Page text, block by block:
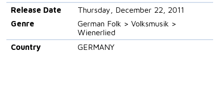
Release Date
Thursday, December 22, 2011
Genre
German Folk > Volksmusik >
Wienerlied
Country
GERMANY